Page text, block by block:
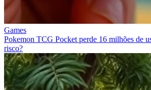
Games
Pokemon TCG Pocket perde 16 milhões de
risco?